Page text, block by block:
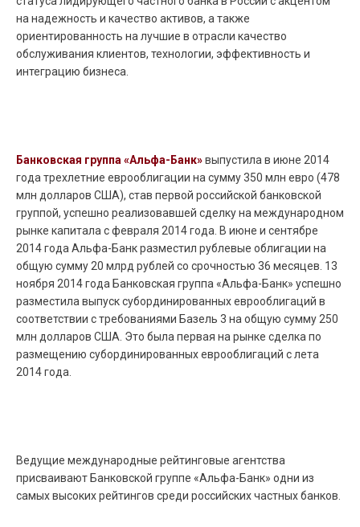
на надежность и качество активов, а также
ориентированность на лучшие в отрасли качество
обслуживания клиентов, технологии, эффективность и
интеграцию бизнеса.
Банковская группа «Альфа-Банк»выпустила в июне 2014
года трехлетние еврооблигации на сумму 350 млн евро (478
млн долларов США), став первой российской банковской
группой, успешно реализовавшей сделку на международном
рынке капитала с февраля 2014 года. В июне и сентябре
2014 года Альфа-Банк разместил рублевые облигации на
общую сумму 20 млрд рублей со срочностью 36 месяцев. 13
ноября 2014 года Банковская группа «Альфа-Банк» успешно
разместила выпуск субординированных еврооблигаций в
соответствии с требованиями Базель 3 на общую сумму 250
млн долларов США. Это была первая на рынке сделка по
размещению субординированных еврооблигаций с лета
2014 года.
Ведущие международные рейтинговые агентства
присваивают Банковской группе «Альфа-Банк» одни из
самых высоких рейтингов среди российских частных банков.